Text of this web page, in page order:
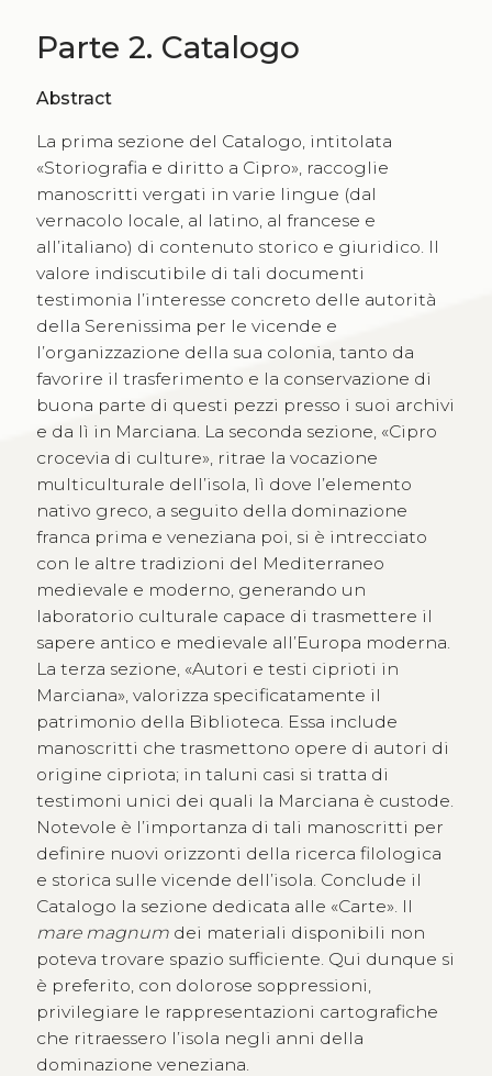
Parte 2. Catalogo
Abstract
La prima sezione del Catalogo, intitolata
«Storiografia e diritto a Cipro», raccoglie
manoscritti vergati in varie lingue (dal
vernacolo locale, al latino, al francese e
all’italiano) di contenuto storico e giuridico. Il
valore indiscutibile di tali documenti
testimonia l’interesse concreto delle autorità
della Serenissima per le vicende e
l’organizzazione della sua colonia, tanto da
favorire il trasferimento e la conservazione di
buona parte di questi pezzi presso i suoi archivi
e da lì in Marciana. La seconda sezione, «Cipro
crocevia di culture», ritrae la vocazione
multiculturale dell’isola, lì dove l’elemento
nativo greco, a seguito della dominazione
franca prima e veneziana poi, si è intrecciato
con le altre tradizioni del Mediterraneo
medievale e moderno, generando un
laboratorio culturale capace di trasmettere il
sapere antico e medievale all’Europa moderna.
La terza sezione, «Autori e testi ciprioti in
Marciana», valorizza specificatamente il
patrimonio della Biblioteca. Essa include
manoscritti che trasmettono opere di autori di
origine cipriota; in taluni casi si tratta di
testimoni unici dei quali la Marciana è custode.
Notevole è l’importanza di tali manoscritti per
definire nuovi orizzonti della ricerca filologica
e storica sulle vicende dell’isola. Conclude il
Catalogo la sezione dedicata alle «Carte». Il
mare magnumdei materiali disponibili non
poteva trovare spazio sufficiente. Qui dunque si
è preferito, con dolorose soppressioni,
privilegiare le rappresentazioni cartografiche
che ritraessero l’isola negli anni della
dominazione veneziana.